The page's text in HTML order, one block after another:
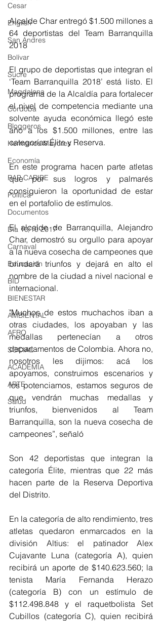
Cesar
English
San Andres
Bolívar
Sucre
Magdalena
Córdoba
Bloggeros
Hermanos Mayores
Economía
RAP CARIBE
Política
Documentos
Día 10/10 2017
Carnaval
Educación
BID
BIENESTAR
AMBIENTAL
AFRO
SOCIAL
ACADEMIA
ARTE
Salud
Alcalde Char entregó $1.500 millones a
64 deportistas del Team Barranquilla
2018
El grupo de deportistas que integran el
‘Team Barranquilla 2018’ está listo. El
programa de la Alcaldía para fortalecer
el nivel de competencia mediante una
solvente ayuda económica llegó este
año a los $1.500 millones, entre las
categorías Élite y Reserva.
En este programa hacen parte atletas
que por sus logros y palmarés
consiguieron la oportunidad de estar
en el portafolio de estímulos.
El alcalde de Barranquilla, Alejandro
Char, demostró su orgullo para apoyar
a la nueva cosecha de campeones que
brindará triunfos y dejará en alto el
nombre de la ciudad a nivel nacional e
internacional.
"Muchos de estos muchachos iban a
otras ciudades, los apoyaban y las
medallas pertenecían a otros
departamentos de Colombia. Ahora no,
nosotros les dijimos: acá los
apoyamos, construimos escenarios y
los potenciamos, estamos seguros de
que vendrán muchas medallas y
triunfos, bienvenidos al Team
Barranquilla, son la nueva cosecha de
campeones”, señaló
Son 42 deportistas que integran la
categoría Élite, mientras que 22 más
hacen parte de la Reserva Deportiva
del Distrito.
En la categoría de alto rendimiento, tres
atletas quedaron enmarcados en la
división Altius: el patinador Alex
Cujavante Luna (categoría A), quien
recibirá un aporte de $140.623.560; la
tenista María Fernanda Herazo
(categoría B) con un estímulo de
$112.498.848 y el raquetbolista Set
Cubillos (categoría C), quien recibirá